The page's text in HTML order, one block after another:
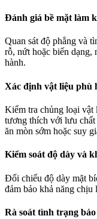
Đánh giá bề mặt làm
Quan sát độ phẳng và
rỗ, nứt hoặc biến dạng,
hành.
Xác định vật liệu phù
Kiểm tra chủng loại
tương thích với lưu
ăn mòn sớm hoặc suy
Kiểm soát độ dày và
Đối chiếu độ dày mặt
đảm bảo khả năng
Rà soát tình trạng